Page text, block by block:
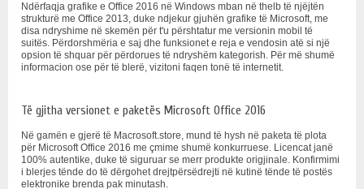
Ndërfaqja grafike e Office 2016 në Windows mban në thelb të njëjtën
strukturë me Office 2013, duke ndjekur gjuhën grafike të Microsoft, me
disa ndryshime në skemën për t'u përshtatur me versionin mobil të
suitës. Përdorshmëria e saj dhe funksionet e reja e vendosin atë si një
opsion të shquar për përdorues të ndryshëm kategorish. Për më shumë
informacion ose për të blerë, vizitoni faqen tonë të internetit.
Të gjitha versionet e paketës Microsoft Office 2016
Në gamën e gjerë të Macrosoft.store, mund të hysh në paketa të plota
për Microsoft Office 2016 me çmime shumë konkurruese. Licencat janë
100% autentike, duke të siguruar se merr produkte origjinale. Konfirmimi
i blerjes tënde do të dërgohet drejtpërsëdrejti në kutinë tënde të postës
elektronike brenda pak minutash.